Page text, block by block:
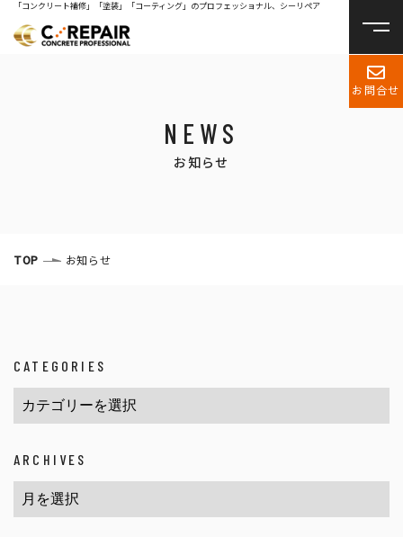
「コンクリート補修」「塗装」「コーティング」のプロフェッショナル、シーリペア
お問合せ
NEWS
お知らせ
TOP お知らせ
CATEGORIES
ARCHIVES